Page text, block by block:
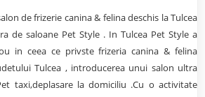
de frizerie canina & felina deschis la Tulcea
de saloane Pet Style . In Tulcea Pet Style a
in ceea ce privste frizeria canina & felina
Tulcea , introducerea unui salon ultra
taxi,deplasare la domiciliu .Cu o activitate